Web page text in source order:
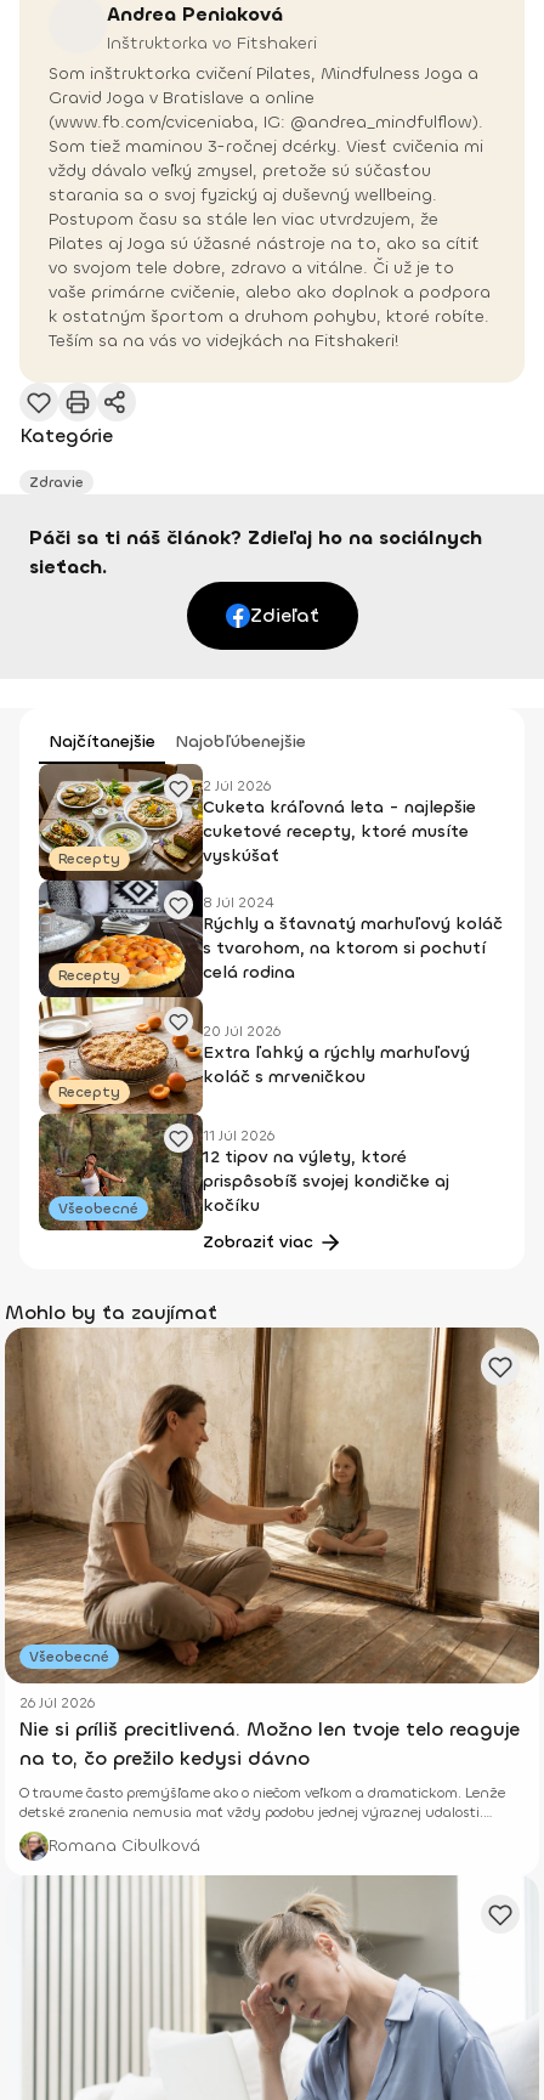
Andrea Peniaková
Inštruktorka vo Fitshakeri
Som inštruktorka cvičení Pilates, Mindfulness Joga a
Gravid Joga v Bratislave a online
(www.fb.com/cviceniaba, IG: @andrea_mindfulflow).
Som tiež maminou 3-ročnej dcérky. Viesť cvičenia mi
vždy dávalo veľký zmysel, pretože sú súčasťou
starania sa o svoj fyzický aj duševný wellbeing.
Postupom času sa stále len viac utvrdzujem, že
Pilates aj Joga sú úžasné nástroje na to, ako sa cítiť
vo svojom tele dobre, zdravo a vitálne. Či už je to
vaše primárne cvičenie, alebo ako doplnok a podpora
k ostatným športom a druhom pohybu, ktoré robíte.
Teším sa na vás vo videjkách na Fitshakeri!
Kategórie
Zdravie
Páči sa ti náš článok? Zdieľaj ho na sociálnych
sieťach.
Zdieľať
Najčítanejšie Najobľúbenejšie
Recepty
2 Júl 2026
Cuketa kráľovná leta - najlepšie
cuketové recepty, ktoré musíte
vyskúšať
Recepty
8 Júl 2024
Rýchly a šťavnatý marhuľový koláč
s tvarohom, na ktorom si pochutí
celá rodina
Recepty
20 Júl 2026
Extra ľahký a rýchly marhuľový
koláč s mrveničkou
Všeobecné
11 Júl 2026
12 tipov na výlety, ktoré
prispôsobíš svojej kondičke aj
kočíku
Zobraziť viac
Mohlo by ťa zaujímať
Všeobecné
26 Júl 2026
Nie si príliš precitlivená. Možno len tvoje telo reaguje
na to, čo prežilo kedysi dávno
O traume často premýšľame ako o niečom veľkom a dramatickom. Lenže
detské zranenia nemusia mať vždy podobu jednej výraznej udalosti.
Niekedy rastú potichu.
Romana Cibulková